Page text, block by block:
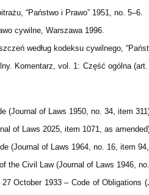
“Państwo i Prawo” 1951, no. 5–6.
cywilne, Warszawa 1996.
według kodeksu cywilnego,
Komentarz, vol. 1: Część ogólna
(Journal of Laws 1950, no. 34, item
of Laws 2025, item 1071, as
(Journal of Laws 1964, no. 16, item 94,
the Civil Law (Journal of Laws 1946,
October 1933 – Code of Obligations